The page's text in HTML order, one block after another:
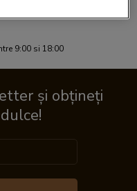
9:00 si 18:00
și obțineți